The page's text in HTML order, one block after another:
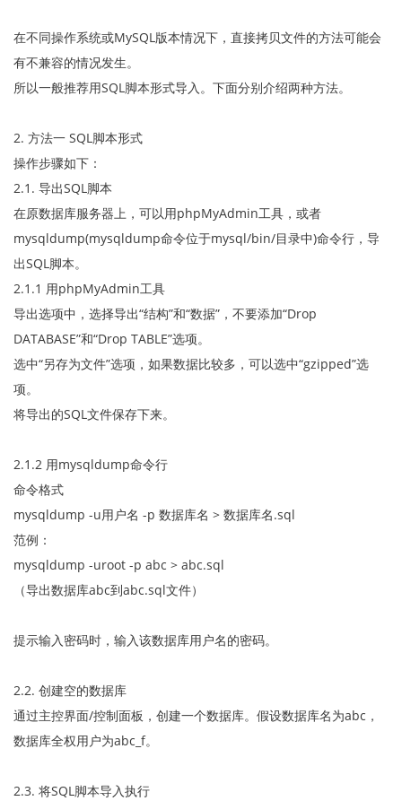
在不同操作系统或MySQL版本情况下，直接拷贝文件的方法可能会
有不兼容的情况发生。
所以一般推荐用SQL脚本形式导入。下面分别介绍两种方法。
2. 方法一 SQL脚本形式
操作步骤如下：
2.1. 导出SQL脚本
在原数据库服务器上，可以用phpMyAdmin工具，或者
mysqldump(mysqldump命令位于mysql/bin/目录中)命令行，导
出SQL脚本。
2.1.1 用phpMyAdmin工具
导出选项中，选择导出“结构”和“数据”，不要添加“Drop
DATABASE”和“Drop TABLE”选项。
选中“另存为文件”选项，如果数据比较多，可以选中“gzipped”选
项。
将导出的SQL文件保存下来。
2.1.2 用mysqldump命令行
命令格式
mysqldump -u用户名 -p 数据库名 > 数据库名.sql
范例：
mysqldump -uroot -p abc > abc.sql
（导出数据库abc到abc.sql文件）
提示输入密码时，输入该数据库用户名的密码。
2.2. 创建空的数据库
通过主控界面/控制面板，创建一个数据库。假设数据库名为abc，
数据库全权用户为abc_f。
2.3. 将SQL脚本导入执行